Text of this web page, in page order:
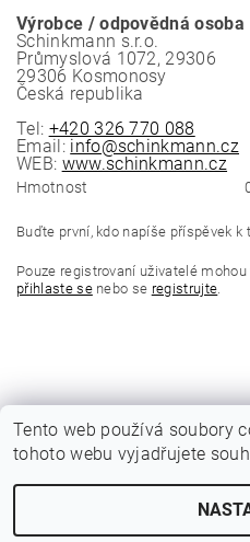
Výrobce / odpovědná osoba
Schinkmann s.r.o.
Průmyslová 1072, 29306
29306 Kosmonosy
Česká republika
Tel: +420 326 770 088
Email: info@schinkmann.cz
WEB: www.schinkmann.cz
Hmotnost
Buďte první, kdo napíše příspěvek k
Pouze registrovaní uživatelé
přihlaste senebo se registrujte.
Katalogy Autogen Chotěboř
2026 © Jiří Rulík Chrudim, všechna práva
Tento web používá soubory
tohoto webu vyjadřujete